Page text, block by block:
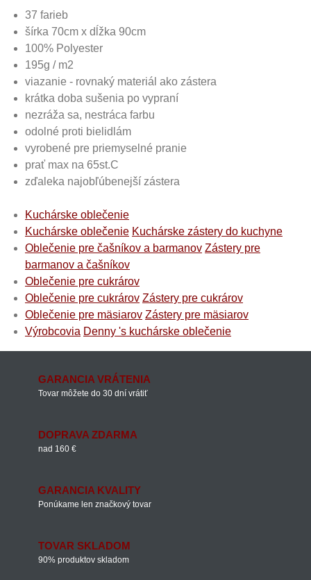
37 farieb
šírka 70cm x dĺžka 90cm
100% Polyester
195g / m2
viazanie - rovnaký materiál ako zástera
krátka doba sušenia po vypraní
nezráža sa, nestráca farbu
odolné proti bielidlám
vyrobené pre priemyselné pranie
prať max na 65st.C
zďaleka najobľúbenejší zástera
Kuchárske oblečenie
Kuchárske oblečenie Kuchárske zástery do kuchyne
Oblečenie pre čašníkov a barmanov Zástery pre
barmanov a čašníkov
Oblečenie pre cukrárov
Oblečenie pre cukrárov Zástery pre cukrárov
Oblečenie pre mäsiarov Zástery pre mäsiarov
Výrobcovia Denny 's kuchárske oblečenie
GARANCIA VRÁTENIA
Tovar môžete do 30 dní vrátiť
DOPRAVA ZDARMA
nad 160 €
GARANCIA KVALITY
Ponúkame len značkový tovar
TOVAR SKLADOM
90% produktov skladom